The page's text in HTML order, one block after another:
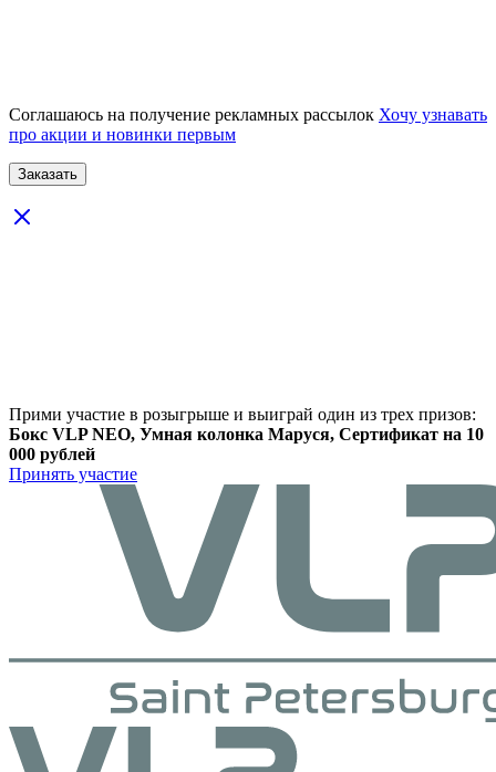
Соглашаюсь на получение рекламных рассылок Хочу узнавать
про акции и новинки первым
Прими участие в розыгрыше и выиграй один из трех призов:
Бокс VLP NEO, Умная колонка Маруся, Сертификат на 10
000 рублей
Принять участие